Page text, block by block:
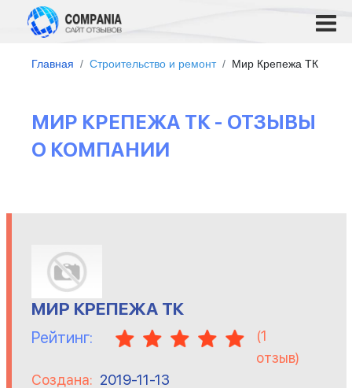
Главная Строительство и ремонт Мир Крепежа ТК
МИР КРЕПЕЖА ТК - ОТЗЫВЫ
О КОМПАНИИ
МИР КРЕПЕЖА ТК
Рейтинг: (1
отзыв)
Создана: 2019-11-13